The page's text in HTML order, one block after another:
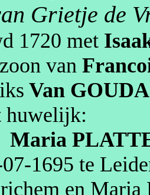
Grietje de
1720 met
van
Van GOUDA
Maria
te
en Maria